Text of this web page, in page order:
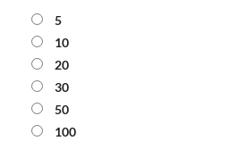
5
10
20
30
50
100